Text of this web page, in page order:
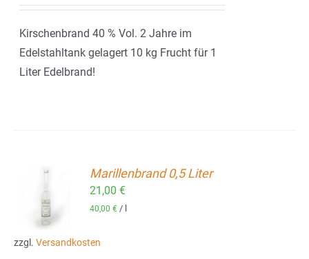
Kirschenbrand 40 % Vol. 2 Jahre im
Edelstahltank gelagert 10 kg Frucht für 1
Liter Edelbrand!
Marillenbrand 0,5 Liter
21,00€
40,00€ /
zzgl. Versandkosten